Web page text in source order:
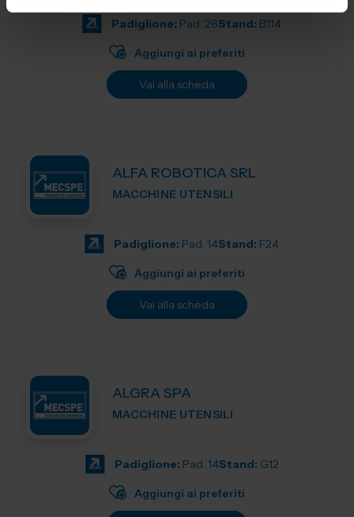
Padiglione: Pad. 26Stand: B114
Aggiungi ai preferiti
Vai alla scheda
ALFA ROBOTICA SRL
MACCHINE UTENSILI
Padiglione: Pad. 14Stand: F24
Aggiungi ai preferiti
Vai alla scheda
ALGRA SPA
MACCHINE UTENSILI
Padiglione: Pad. 14Stand: G12
Aggiungi ai preferiti